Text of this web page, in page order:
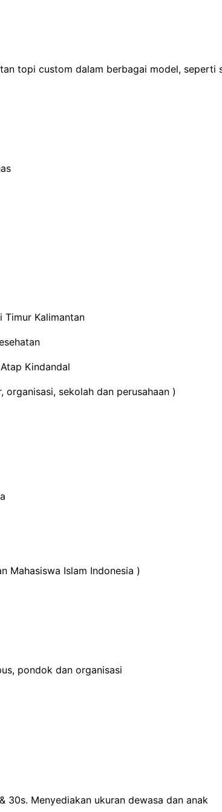
topi custom dalam berbagai model,
sekolah dan perusahaan )
pondok dan organisasi
Menyediakan ukuran dewasa dan anak